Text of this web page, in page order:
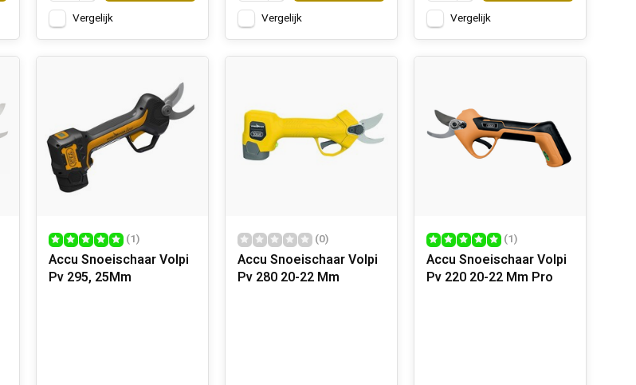
Vergelijk Vergelijk Vergelijk
(1)
Accu Snoeischaar Volpi
Pv 295, 25Mm
(0)
Accu Snoeischaar Volpi
Pv 280 20-22 Mm
(1)
Accu Snoeischaar Volpi
Pv 220 20-22 Mm Pro